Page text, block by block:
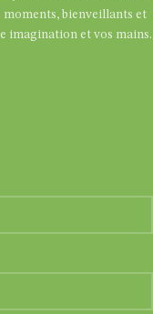
bienveillants et
imagination et vos mains.